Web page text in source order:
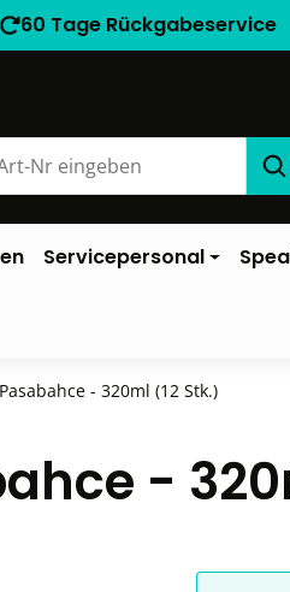
60 Tage Rückgabeservice
Servicepersonal
- 320ml (12 Stk.)
-